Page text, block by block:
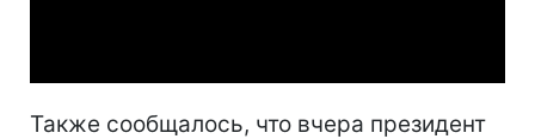
Также сообщалось, что вчера президент